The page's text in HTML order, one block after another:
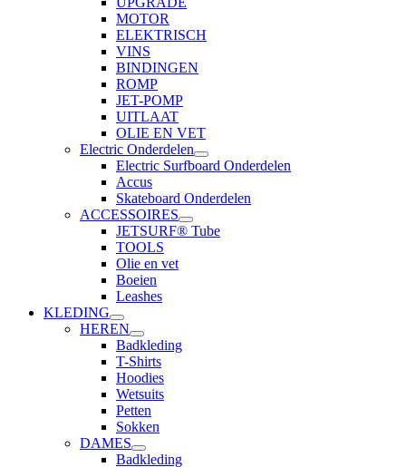
MOTOR
ELEKTRISCH
VINS
BINDINGEN
ROMP
JET-POMP
UITLAAT
OLIE EN VET
Electric Onderdelen
Electric Surfboard Onderdelen
Accus
Skateboard Onderdelen
ACCESSOIRES
JETSURF® Tube
TOOLS
Olie en vet
Boeien
Leashes
KLEDING
HEREN
Badkleding
T-Shirts
Hoodies
Wetsuits
Petten
Sokken
DAMES
Badkleding